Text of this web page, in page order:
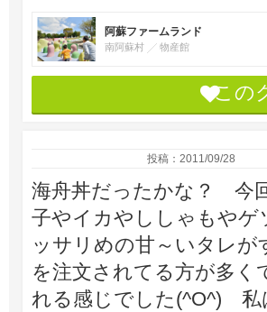
阿蘇ファームランド
南阿蘇村 物産館
この
投稿：2011/09/28
海舟丼だったかな？ 今
子やイカやししゃもや
ッサリめの甘～いタレ
を注文されてる方が多く
れる感じでした(^O^) 私